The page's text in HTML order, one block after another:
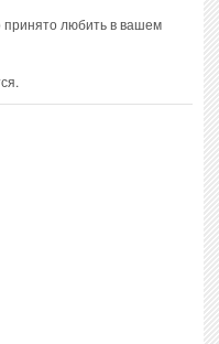
принято любить в вашем